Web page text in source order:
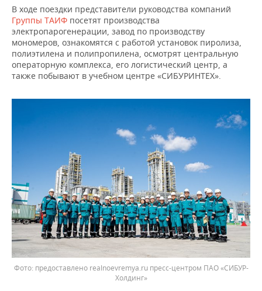
ФИГУРНОЕ КАТАНИЕ
ВОДНЫЕ ВИДЫ СПОРТА
ХОККЕЙ С МЯЧОМ
МЕДИЦИНА
ОБРАЗОВАНИЕ
ПРОИСШЕСТВИЯ
В ходе поездки представители руководства компаний
Группы ТАИФ посетят производства
электропарогенерации, завод по производству
мономеров, ознакомятся с работой установок пиролиза,
полиэтилена и полипропилена, осмотрят центральную
операторную комплекса, его логистический центр, а
также побывают в учебном центре «СИБУРИНТЕХ».
Фото: предоставлено realnoevremya.ru пресс-центром ПАО «СИБУР-
Холдинг»